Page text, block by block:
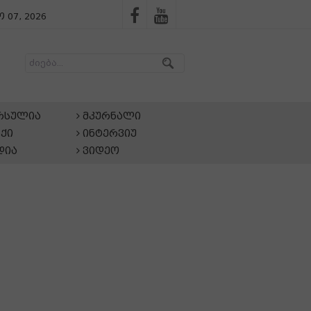
07, 2026
მკურნალი
ინტერვიუ
ვიდეო